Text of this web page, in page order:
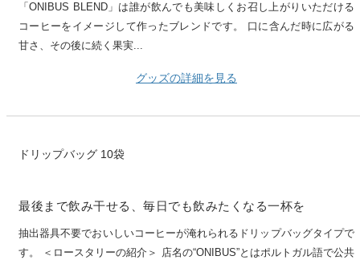
「ONIBUS BLEND」は誰が飲んでも美味しくお召し上がりいただける
コーヒーをイメージして作ったブレンドです。 口に含んだ時に広がる
甘さ、その後に続く果実...
グッズの詳細を見る
ドリップバッグ 10袋
最後まで飲み干せる、毎日でも飲みたくなる一杯を
抽出器具不要でおいしいコーヒーが淹れられるドリップバッグタイプで
す。 ＜ロースタリーの紹介＞ 店名の“ONIBUS”とはポルトガル語で公共